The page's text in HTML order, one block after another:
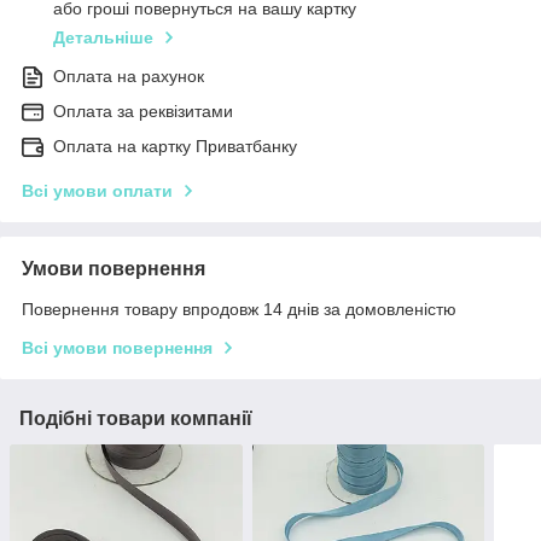
або гроші повернуться на вашу картку
Детальніше
Оплата на рахунок
Оплата за реквізитами
Оплата на картку Приватбанку
Всі умови оплати
Умови повернення
Повернення товару впродовж 14 днів за домовленістю
Всі умови повернення
Подібні товари компанії